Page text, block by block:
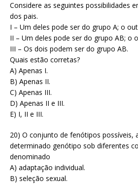
Considere as seguintes possibilidades
dos pais.
I – Um deles pode ser do grupo A; o
II – Um deles pode ser do grupo AB; o
III – Os dois podem ser do grupo AB.
Quais estão corretas?
A) Apenas I.
B) Apenas II.
C) Apenas III.
D) Apenas II e III.
E) I, II e III.
20) O conjunto de fenótipos possíveis,
determinado genótipo sob diferentes
denominado
A) adaptação individual.
B) seleção sexual.